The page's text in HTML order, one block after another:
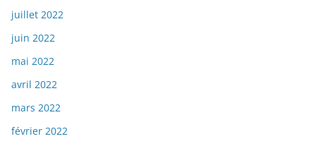
juillet 2022
juin 2022
mai 2022
avril 2022
mars 2022
février 2022